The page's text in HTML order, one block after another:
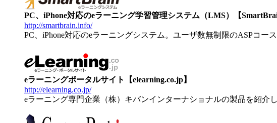
PC、iPhone対応のeラーニング学習管理システム（LMS）【
http://smartbrain.info/
PC、iPhone対応のeラーニングシステム。ユーザ数無制限のASPコース
eラーニングポータルサイト【elearning.co.jp】
http://elearning.co.jp/
eラーニング専門企業（株）キバンインターナショナルの製品を紹介し